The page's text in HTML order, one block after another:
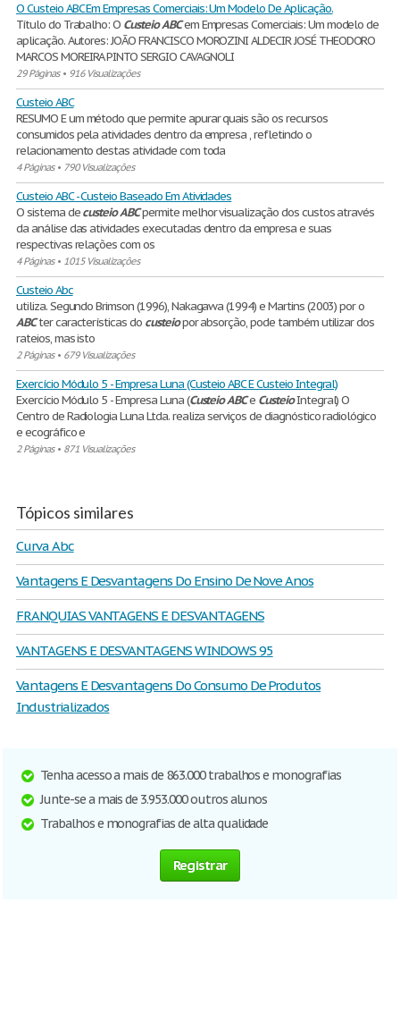
O Custeio ABC Em Empresas Comerciais: Um Modelo De Aplicação.
Título do Trabalho: O CusteioABCem Empresas Comerciais: Um modelo de
aplicação. Autores: JOÃO FRANCISCO MOROZINI ALDECIR JOSÉ THEODORO
MARCOS MOREIRA PINTO SERGIO CAVAGNOLI
29 Páginas• 916 Visualizações
Custeio ABC
RESUMO E um método que permite apurar quais são os recursos
consumidos pela atividades dentro da empresa , refletindo o
relacionamento destas atividade com toda
4 Páginas• 790 Visualizações
Custeio ABC - Custeio Baseado Em Atividades
O sistema decusteioABCpermite melhor visualização dos custos através
da análise das atividades executadas dentro da empresa e suas
respectivas relações com os
4 Páginas• 1015 Visualizações
Custeio Abc
utiliza. Segundo Brimson (1996), Nakagawa (1994) e Martins (2003) por o
ABCter características do custeiopor absorção, pode também utilizar dos
rateios, mas isto
2 Páginas• 679 Visualizações
Exercício Módulo 5 - Empresa Luna (Custeio ABC E Custeio Integral)
Exercício Módulo 5 - Empresa Luna (CusteioABCe CusteioIntegral) O
Centro de Radiologia Luna Ltda. realiza serviços de diagnóstico radiológico
e ecográfico e
2 Páginas• 871 Visualizações
Tópicos similares
Curva Abc
Vantagens E Desvantagens Do Ensino De Nove Anos
FRANQUIAS VANTAGENS E DESVANTAGENS
VANTAGENS E DESVANTAGENS WINDOWS 95
Vantagens E Desvantagens Do Consumo De Produtos
Industrializados
Tenha acesso a mais de 863.000 trabalhos e monografias
Junte-se a mais de 3.953.000 outros alunos
Trabalhos e monografias de alta qualidade
Registrar